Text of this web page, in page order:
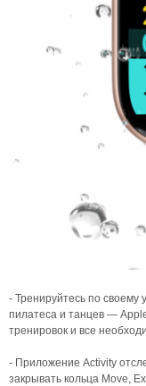
- Тренируйтесь по своему
пилатеса и танцев —
тренировок и все
- Приложение Activity
закрывать кольца Move,